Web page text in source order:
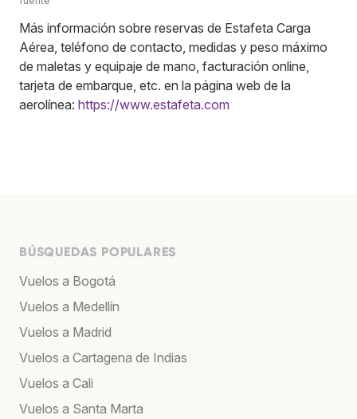
Más información sobre reservas de Estafeta Carga
Aérea, teléfono de contacto, medidas y peso máximo
de maletas y equipaje de mano, facturación online,
tarjeta de embarque, etc. en la página web de la
aerolínea: https://www.estafeta.com
BÚSQUEDAS POPULARES
Vuelos a Bogotá
Vuelos a Medellín
Vuelos a Madrid
Vuelos a Cartagena de Indias
Vuelos a Cali
Vuelos a Santa Marta